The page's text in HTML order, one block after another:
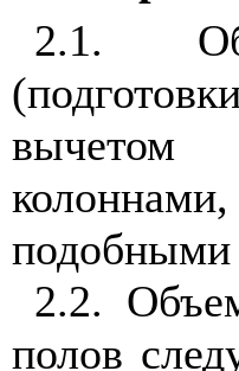
2.1.
вычетом
подобными
2.2.
полов